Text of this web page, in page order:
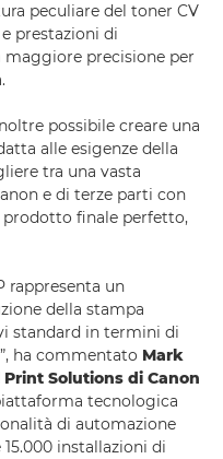
peculiare del toner CV
prestazioni di
precisione per
possibile creare una
alle esigenze della
tra una vasta
e di terze parti con
finale perfetto,
rappresenta un
della stampa
standard in termini di
ha commentato Mark
Solutions di Canon
tecnologica
di automazione
installazioni di